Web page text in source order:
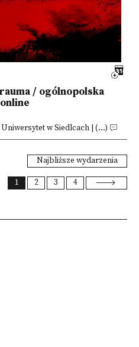
/ ogólnopolska
w Siedlcach | (...)
Najbliższe wydarzenia
1 2 3 4